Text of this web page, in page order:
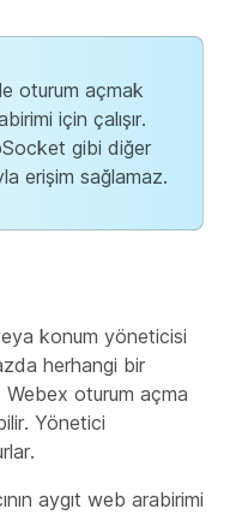
oturum açmak
için çalışır.
gibi diğer
erişim sağlamaz.
konum yöneticisi
herhangi bir
Webex oturum açma
Yönetici
aygıt web arabirimi